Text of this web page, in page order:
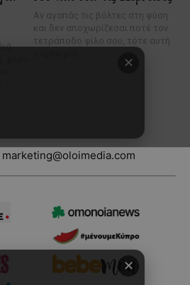
marketing@oloimedia.com
✕